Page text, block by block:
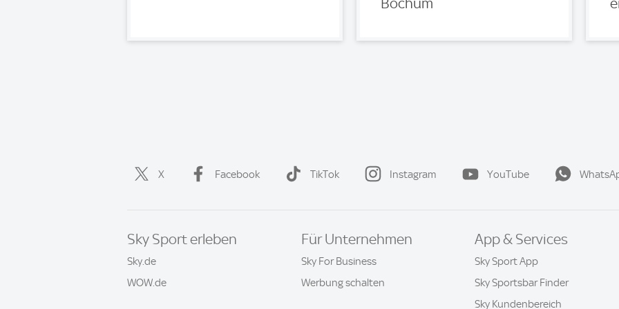
Bochum
X Facebook TikTok Instagram YouTube
Sky Sport erleben
Sky.de
WOW.de
Für Unternehmen
Sky For Business
Werbung schalten
App & Services
Sky Sport App
Sky Sportsbar Finder
Sky Kundenbereich